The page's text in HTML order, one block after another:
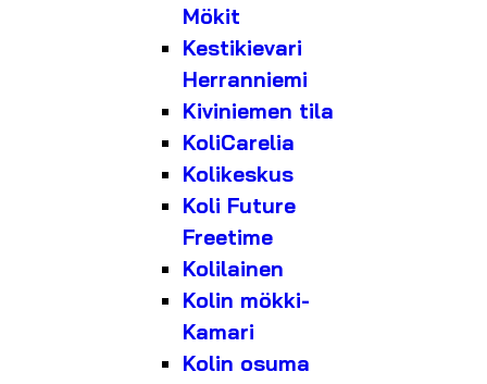
Mökit
Kestikievari
Herranniemi
Kiviniemen tila
KoliCarelia
Kolikeskus
Koli Future
Freetime
Kolilainen
Kolin mökki-
Kamari
Kolin osuma